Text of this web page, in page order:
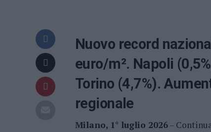
Nuovo record
euro/m². Napoli
Torino (4,7%).
regionale
Milano, 1° luglio 2026–